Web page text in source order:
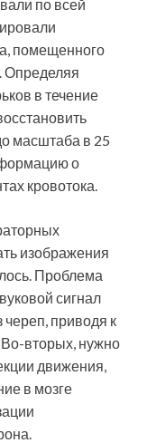
по всей
помещенного
Определяя
в течение
масштаба в 25
о
кровотока.
изображения
Проблема
сигнал
приводя к
вторых, нужно
движения,
в мозге